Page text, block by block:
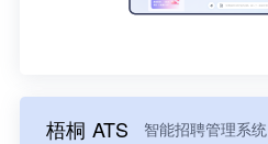
梧桐 ATS 智能招聘管理系统